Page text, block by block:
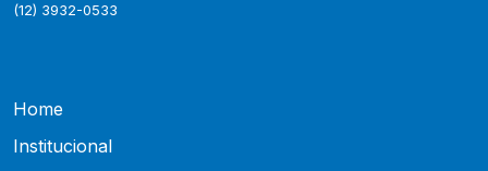
(12) 3932-0533
Home
Institucional